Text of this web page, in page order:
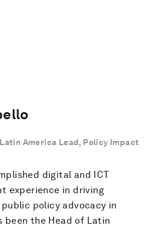
America Lead, Policy Impact
digital and ICT
experience in driving
policy advocacy in
been the Head of Latin